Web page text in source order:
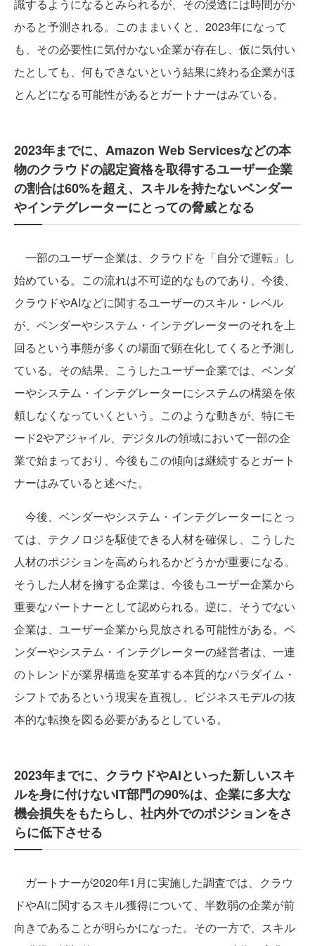
識するようになるとみられるが、その浸透には時間がか
かると予測される。このままいくと、2023年になって
も、その必要性に気付かない企業が存在し、仮に気付い
たとしても、何もできないという結果に終わる企業がほ
とんどになる可能性があるとガートナーはみている。
2023年までに、Amazon Web Servicesなどの本
物のクラウドの認定資格を取得するユーザー企業
の割合は60%を超え、スキルを持たないベンダー
やインテグレーターにとっての脅威となる
一部のユーザー企業は、クラウドを「自分で運転」し
始めている。この流れは不可逆的なものであり、今後、
クラウドやAIなどに関するユーザーのスキル・レベル
が、ベンダーやシステム・インテグレーターのそれを上
回るという事態が多くの場面で顕在化してくると予測し
ている。その結果、こうしたユーザー企業では、ベンダ
ーやシステム・インテグレーターにシステムの構築を依
頼しなくなっていくという。このような動きが、特にモ
ード2やアジャイル、デジタルの領域において一部の企
業で始まっており、今後もこの傾向は継続するとガート
ナーはみていると述べた。
今後、ベンダーやシステム・インテグレーターにとっ
ては、テクノロジを駆使できる人材を確保し、こうした
人材のポジションを高められるかどうかが重要になる。
そうした人材を擁する企業は、今後もユーザー企業から
重要なパートナーとして認められる。逆に、そうでない
企業は、ユーザー企業から見放される可能性がある。ベ
ンダーやシステム・インテグレーターの経営者は、一連
のトレンドが業界構造を変革する本質的なパラダイム・
シフトであるという現実を直視し、ビジネスモデルの抜
本的な転換を図る必要があるとしている。
2023年までに、クラウドやAIといった新しいスキ
ルを身に付けないIT部門の90%は、企業に多大な
機会損失をもたらし、社内外でのポジションをさ
らに低下させる
ガートナーが2020年1月に実施した調査では、クラウ
ドやAIに関するスキル獲得について、半数弱の企業が前
向きであることが明らかになった。その一方で、スキル